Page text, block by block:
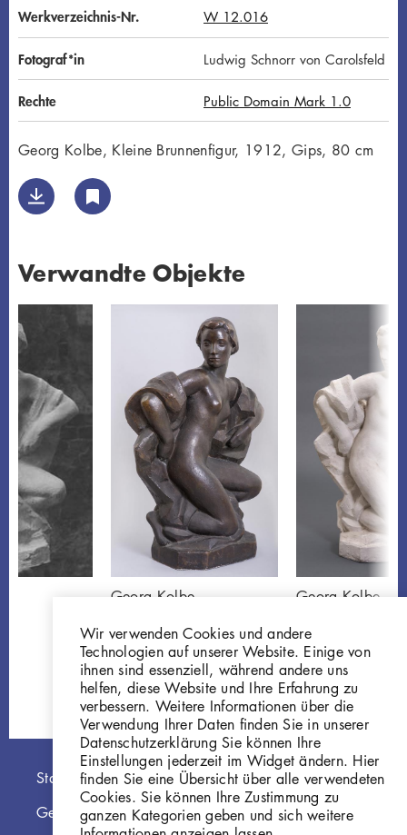
Werkverzeichnis-Nr. W 12.016
Fotograf*in Ludwig Schnorr von Carolsfeld
Rechte Public Domain Mark 1.0
Georg Kolbe, Kleine Brunnenfigur, 1912, Gips, 80 cm
Verwandte Objekte
Georg Kolbe
P10
Georg Kolbe
Gi242
Hauptnavigation
Startseite
Georg Kolbe Museum
Wir verwenden Cookies und andere
Technologien auf unserer Website. Einige von
ihnen sind essenziell, während andere uns
helfen, diese Website und Ihre Erfahrung zu
verbessern. Weitere Informationen über die
Verwendung Ihrer Daten finden Sie in unserer
Datenschutzerklärung Sie können Ihre
Einstellungen jederzeit im Widget ändern. Hier
finden Sie eine Übersicht über alle verwendeten
Cookies. Sie können Ihre Zustimmung zu
ganzen Kategorien geben und sich weitere